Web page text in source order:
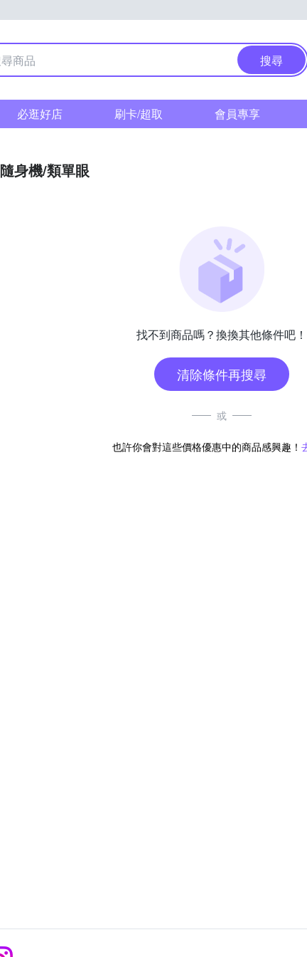
搜尋
必逛好店 刷卡/超取 會員專享
隨身機/類單眼
找不到商品嗎？換換其他條件吧！
清除條件再搜尋
或
也許你會對這些價格優惠中的商品感興趣！